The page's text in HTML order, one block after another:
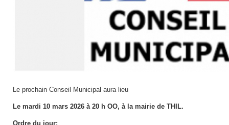
Le prochain Conseil Municipal aura lieu
Le mardi 10 mars 2026 à 20 h OO, à la mairie de THIL.
Ordre du jour: